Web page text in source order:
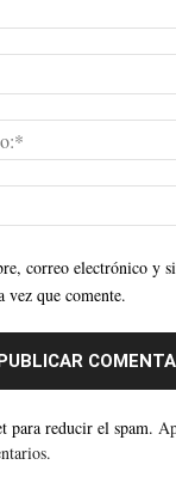
correo electrónico y
vez que comente.
para reducir el spam.